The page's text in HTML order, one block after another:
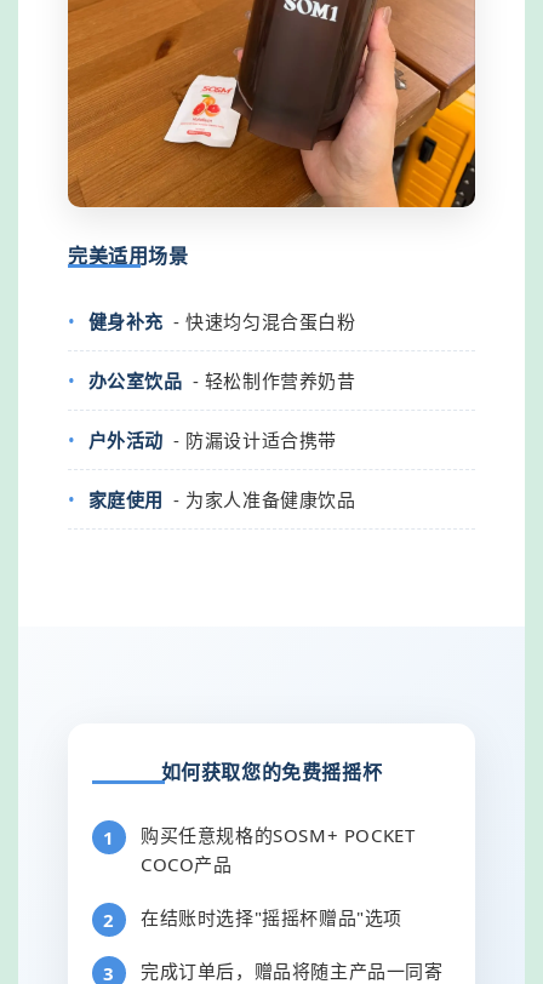
完美适用场景
健身补充 - 快速均匀混合蛋白粉
办公室饮品 - 轻松制作营养奶昔
户外活动 - 防漏设计适合携带
家庭使用 - 为家人准备健康饮品
如何获取您的免费摇摇杯
购买任意规格的SOSM+ POCKET
COCO产品
在结账时选择"摇摇杯赠品"选项
完成订单后，赠品将随主产品一同寄